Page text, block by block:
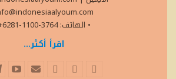
• الهاتف: 3764-1100-6281+
اقرأ أكثر...